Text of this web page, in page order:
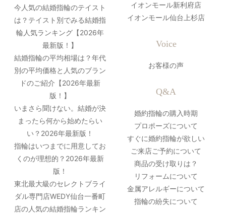
今人気の結婚指輪のテイスト
は？テイスト別でみる結婚指
輪人気ランキング【2026年
最新版！】
結婚指輪の平均相場は？年代
別の平均価格と人気のブラン
ドのご紹介【2026年最新
版！】
いまさら聞けない。結婚が決
まったら何から始めたらい
い？2026年最新版！
指輪はいつまでに用意してお
くのが理想的？2026年最新
版！
東北最大級のセレクトブライ
ダル専門店WEDY仙台一番町
店の人気の結婚指輪ランキン
イオンモール新利府店
イオンモール仙台上杉店
Voice
お客様の声
Q&A
婚約指輪の購入時期
プロポーズについて
すぐに婚約指輪が欲しい
ご来店ご予約について
商品の受け取りは？
リフォームについて
金属アレルギーについて
指輪の紛失について